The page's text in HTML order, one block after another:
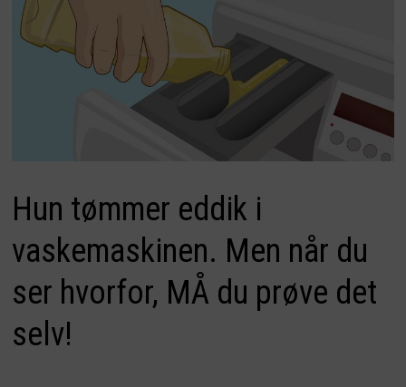
Hun tømmer eddik i
vaskemaskinen. Men når du
ser hvorfor, MÅ du prøve det
selv!